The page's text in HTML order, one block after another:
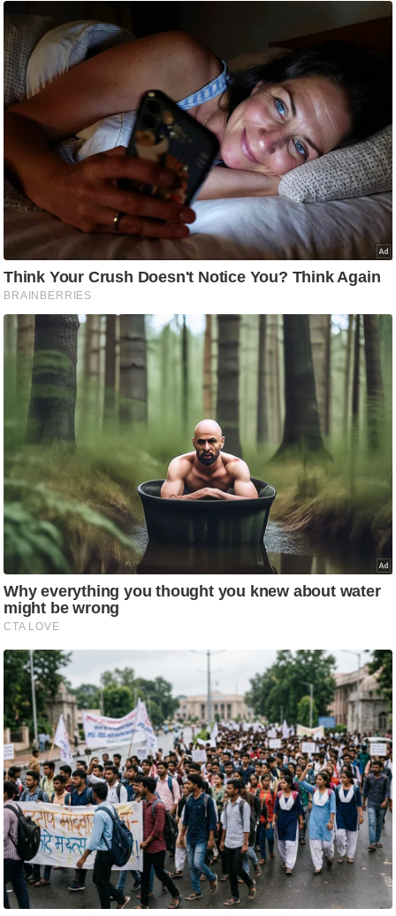
स्तं
भ
ए
म
.
.
आ
ई
.
चा
य
प
स
मी
ध
र्म
ज्यो
ति
ष
प्र
भु
म
हि
मा
/
ध
र्म
स्थ
ल
व्र
त
त्यो
हा